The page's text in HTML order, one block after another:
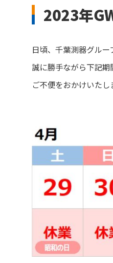
2023年
日頃、千葉測器グルー
誠に勝手ながら下記期
ご不便をおかけいた